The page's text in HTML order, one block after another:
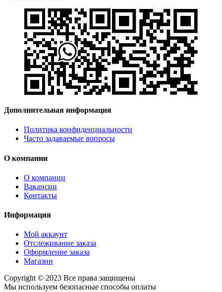
Дополнительная информация
Политика конфиденциальности
Часто задаваемые вопросы
О компании
О компании
Вакансии
Контакты
Информация
Мой аккаунт
Отслеживание заказа
Оформление заказа
Магазин
Copyright © 2023 Все права защищены
Мы используем безопасные способы оплаты